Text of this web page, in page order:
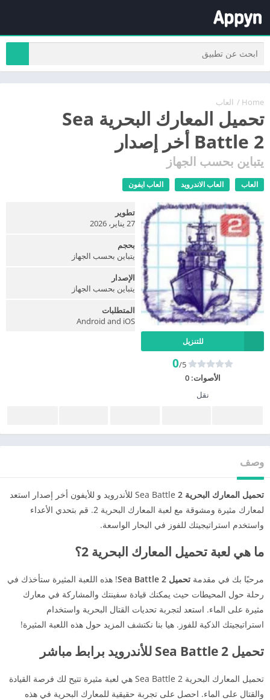
Home
/ العاب
تحميل المعارك البحرية Sea
Battle 2 أخر إصدار
يتباين بحسب الجهاز
العاب العاب الاندرويد العاب ايفون
للتنزيل
0/5
الأصوات:0
نقل
تطوير
27 يناير، 2026
بحجم
يتباين بحسب الجهاز
الإصدار
يتباين بحسب الجهاز
المتطلبات
Android and iOS
وصف
تحميل المعارك البحرية 2
للأندرويد و للأيفون أخر إصدار استعد
لمعارك مثيرة ومشوقة مع لعبة المعارك البحرية 2. قم بتحدي الأعداء
واستخدم استراتيجيتك للفوز في البحار الواسعة.
ما هي لعبة تحميل المعارك البحرية 2؟
مرحبًا بك في مقدمة تحميل Sea Battle 2
! هذه اللعبة المثيرة ستأخذك في
رحلة حول المحيطات حيث يمكنك قيادة سفينتك والمشاركة في معارك
مثيرة على الماء. استعد لتجربة تحديات القتال البحرية واستخدام
استراتيجيتك الذكية للفوز. هيا بنا نكتشف المزيد حول هذه اللعبة المثيرة!
تحميل Sea Battle 2 للأندرويد برابط مباشر
تحميل المعارك البحرية Sea Battle 2 هي لعبة مثيرة تتيح لك فرصة القيادة
والقتال على الماء. احصل على تجربة حقيقية للمعارك البحرية في هذه